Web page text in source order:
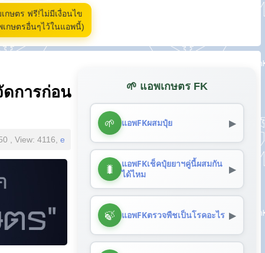
กษตร ฟรี!ไม่มีเงื่อนไข
กษตรอื่นๆไว้ในแอพนี้)
ดการก่อน
, View: 4116, e
🌱 แอพเกษตร FK
🌱 แอพFKผสมปุ๋ย ▶
🐛
แอพFKเช็คปุ๋ยยาฯคู่นี้ผสมกัน
ได้ไหม
▶
🍃 แอพFKตรวจพืชเป็นโรคอะไร ▶